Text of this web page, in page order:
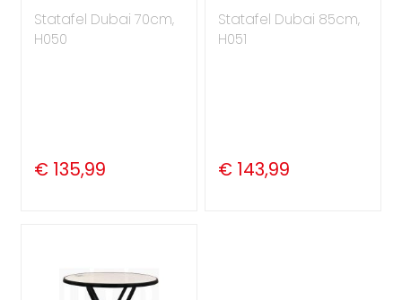
Statafel Dubai 70cm,
H050
€ 135,99
Statafel Dubai 85cm,
H051
€ 143,99